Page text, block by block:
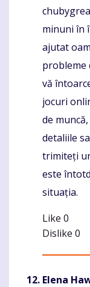
minuni în
ajutat
probleme
vă
jocuri
de
detaliile
trimiteți
este
situația.
Like 0
Dislike 0
Elena